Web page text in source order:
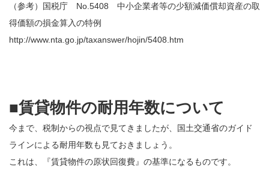
（参考）国税庁 No.5408 中小企業者等の少額減価償却資産の取
得価額の損金算入の特例
http://www.nta.go.jp/taxanswer/hojin/5408.htm
■賃貸物件の耐用年数について
今まで、税制からの視点で見てきましたが、国土交通省のガイド
ラインによる耐用年数も見ておきましょう。
これは、『賃貸物件の原状回復費』の基準になるものです。